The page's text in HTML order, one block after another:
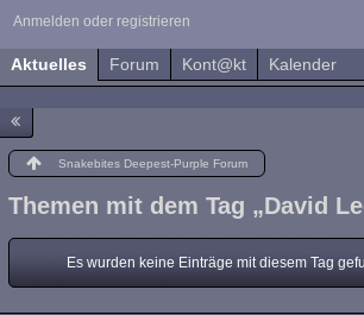
Anmelden oder registrieren
Aktuelles Forum Kont@kt Kalender
Snakebites Deepest-Purple Forum
Themen mit dem Tag „David
Es wurden keine Einträge mit diesem Tag